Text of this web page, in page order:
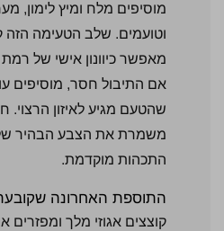
מוסיפים מלח ומיץ לימון,
וטועמים. שלב הטעימה הזה
מאפשר כיוונון אישי של
אם התיבול חסר, מוסיפים
שהטעם מגיע לאיזון הרצוי.
משמרת את הצבע הבהיר של
התכהות מוקדמת.
התוספת האחרונה
קוצצים אגוזי מלך